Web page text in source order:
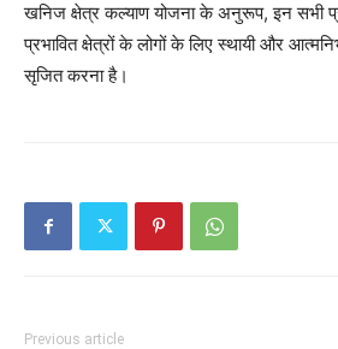
खनिज क्षेत्र कल्याण योजना के अनुरूप, इन सभी
प्रभावित क्षेत्रों के लोगों के लिए स्थायी और
सृजित करना है।
Previous article